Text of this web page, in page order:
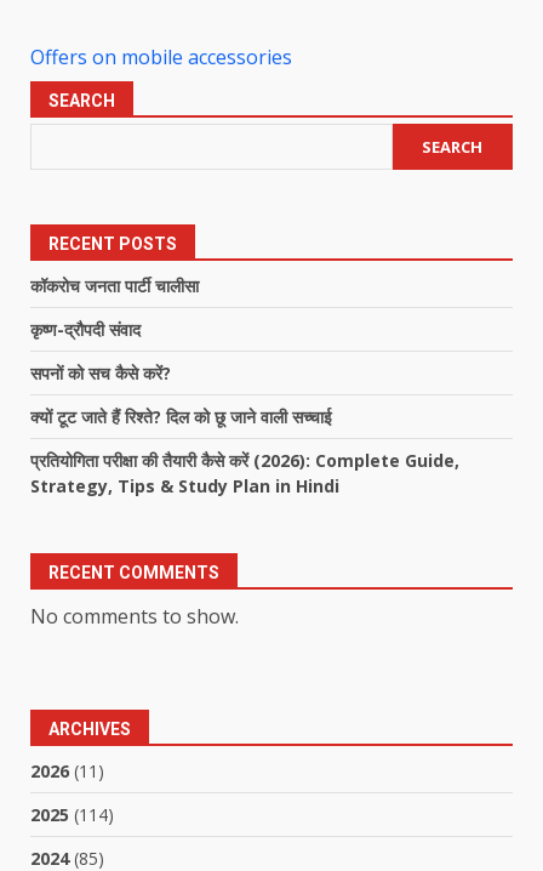
Offers on mobile accessories
SEARCH
SEARCH
RECENT POSTS
कॉकरोच जनता पार्टी चालीसा
कृष्ण-द्रौपदी संवाद
सपनों को सच कैसे करें?
क्यों टूट जाते हैं रिश्ते? दिल को छू जाने वाली सच्चाई
प्रतियोगिता परीक्षा की तैयारी कैसे करें (2026): Complete Guide,
Strategy, Tips & Study Plan in Hindi
RECENT COMMENTS
No comments to show.
ARCHIVES
2026 (11)
2025 (114)
2024(85)